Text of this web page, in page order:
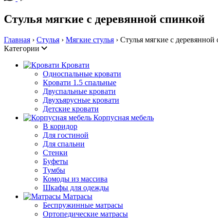
Стулья мягкие с деревянной спинкой
Главная › Стулья › Мягкие стулья › Стулья мягкие с деревянной
Категории
Кровати
Односпальные кровати
Кровати 1.5 спальные
Двуспальные кровати
Двухъярусные кровати
Детские кровати
Корпусная мебель
В коридор
Для гостиной
Для спальни
Стенки
Буфеты
Тумбы
Комоды из массива
Шкафы для одежды
Матрасы
Беспружинные матрасы
Ортопедические матрасы